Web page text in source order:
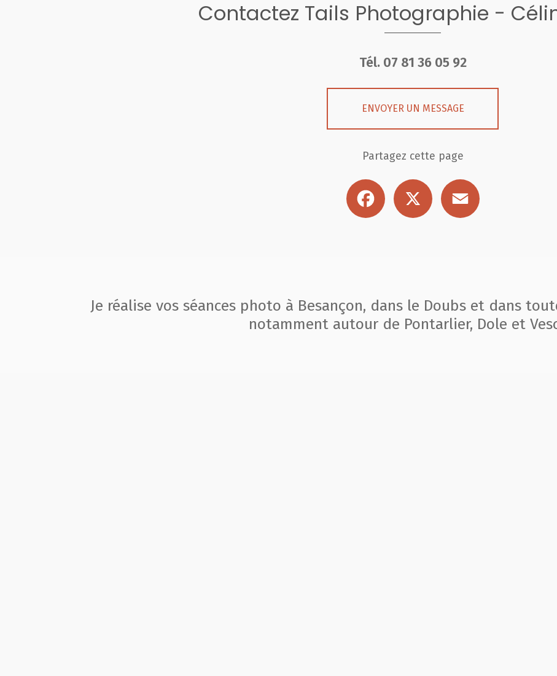
Contactez Tails Photographie -
Tél. 07 81 36 05 92
ENVOYER UN MESSAGE
Partagez cette page
Facebook
Je réalise vos séances photo à Besançon, dans le Doubs et dans
notamment autour de Pontarlier, Dole et